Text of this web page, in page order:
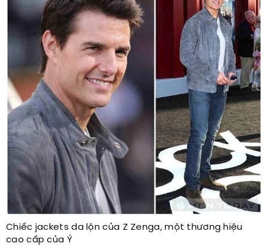
Chiếc jackets da lộn của Z Zenga, một thương hiệu
cao cấp của Ý